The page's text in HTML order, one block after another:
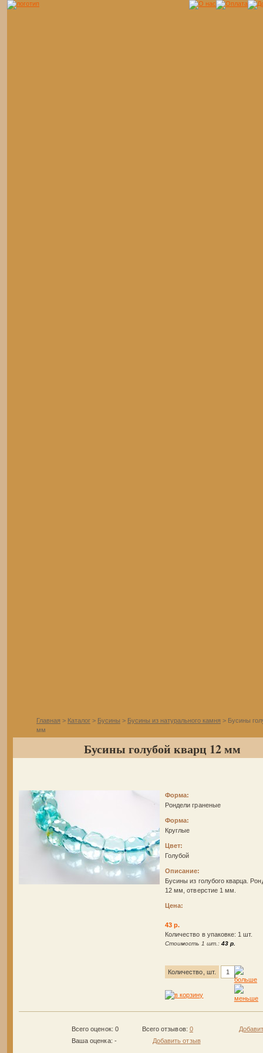
Главная > Каталог > Бусины > Бусины из натурального камня > Бусины
мм
Бусины голубой кварц 12 мм
Форма:
Рондели граненые
Форма:
Круглые
Цвет:
Голубой
Описание:
Бусины из голубого кварца.
12 мм, отверстие 1 мм.
Цена:
43 р.
Количество в упаковке: 1 шт.
Стоимость 1 шт.: 43 р.
Количество, шт.
Всего оценок: 0
Ваша оценка: -
Всего отзывов: 0
Добавить отзыв